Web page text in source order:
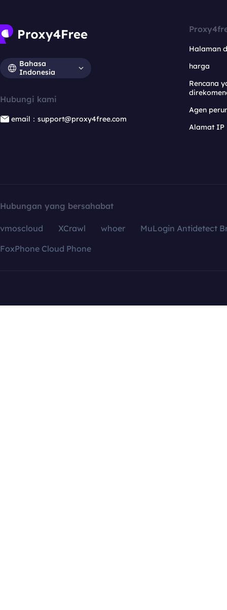
Bahasa
Indonesia
Hubungi kami
email：support@proxy4free.com
Halaman
harga
Rencana
Agen
Alamat IP
Hubungan yang bersahabat
vmoscloud XCrawl whoer
MuLogin Antidetect
FoxPhone Cloud Phone